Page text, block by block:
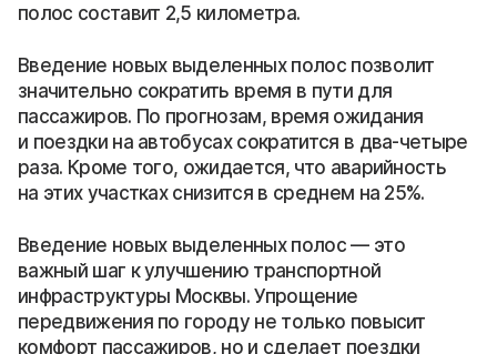
полос составит 2,5 километра.
Введение новых выделенных полос позволит
значительно сократить время в пути для
пассажиров. По прогнозам, время ожидания
и поездки на автобусах сократится в два-четыре
раза. Кроме того, ожидается, что аварийность
на этих участках снизится в среднем на 25%.
Введение новых выделенных полос — это
важный шаг к улучшению транспортной
инфраструктуры Москвы. Упрощение
передвижения по городу не только повысит
комфорт пассажиров, но и сделает поездки